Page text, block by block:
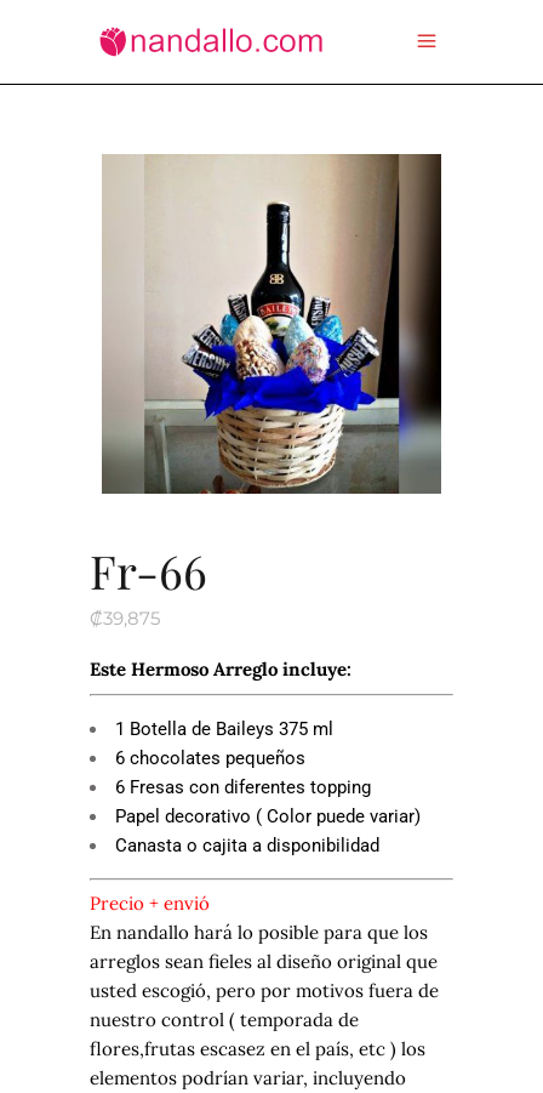
Fr-66
₡39,875
Este Hermoso Arreglo incluye:
1 Botella de Baileys 375 ml
6 chocolates pequeños
6 Fresas con diferentes topping
Papel decorativo ( Color puede variar)
Canasta o cajita a disponibilidad
Precio + envió
En nandallo hará lo posible para que los
arreglos sean fieles al diseño original que
usted escogió, pero por motivos fuera de
nuestro control ( temporada de
flores,frutas escasez en el país, etc ) los
elementos podrían variar, incluyendo